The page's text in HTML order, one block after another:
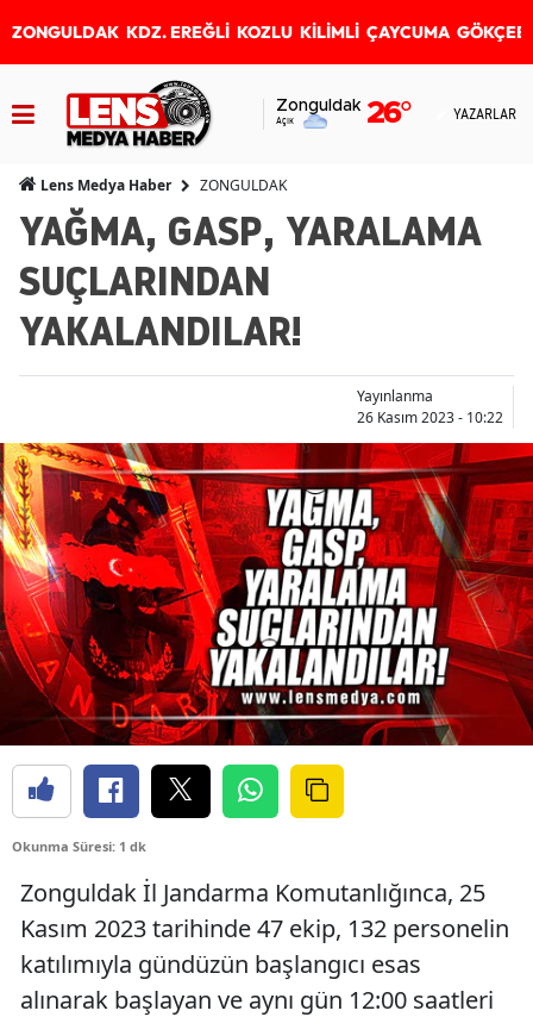
ZONGULDAK KDZ. EREĞLİ KOZLU KİLİMLİ ÇAYCUMA
Zonguldak
Açık 26° YAZARLAR
Lens Medya Haber ZONGULDAK
YAĞMA, GASP, YARALAMA
SUÇLARINDAN
YAKALANDILAR!
Yayınlanma
26 Kasım 2023 - 10:22
Okunma Süresi: 1 dk
Zonguldak İl Jandarma Komutanlığınca, 25
Kasım 2023 tarihinde 47 ekip, 132 personelin
katılımıyla gündüzün başlangıcı esas
alınarak başlayan ve aynı gün 12:00 saatleri